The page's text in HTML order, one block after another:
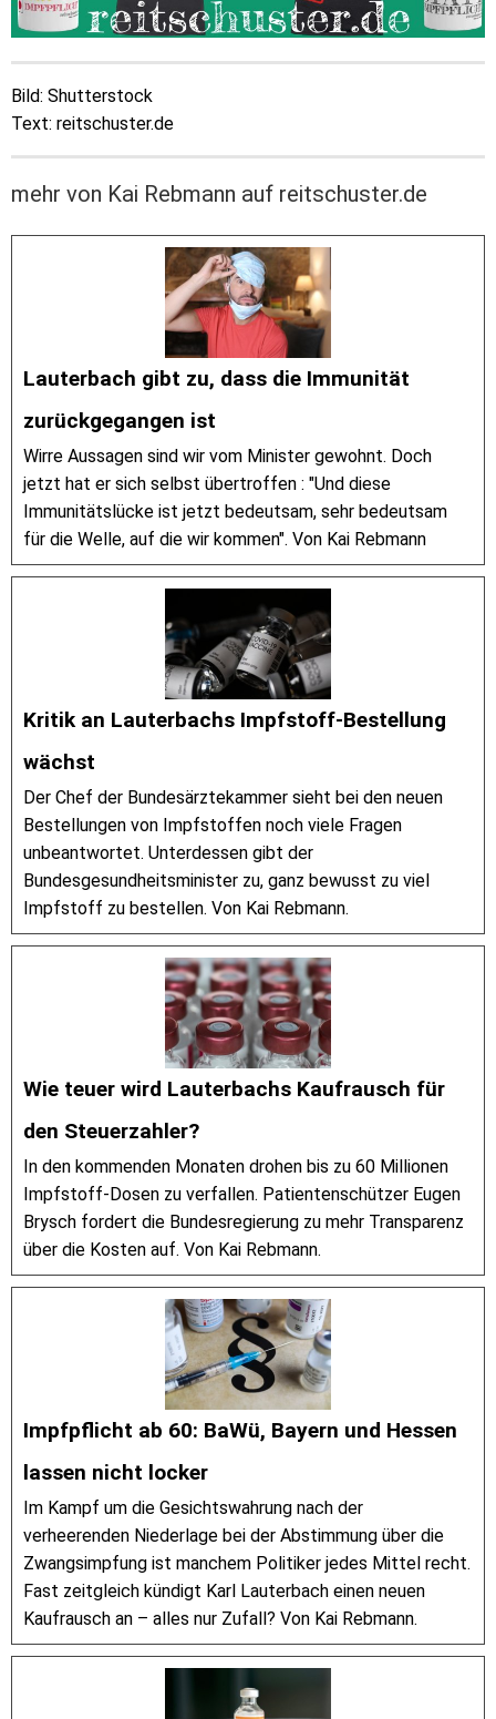
Bild: Shutterstock
Text: reitschuster.de
mehr von Kai Rebmann auf reitschuster.de
Lauterbach gibt zu, dass die Immunität
zurückgegangen ist
Wirre Aussagen sind wir vom Minister gewohnt. Doch
jetzt hat er sich selbst übertroffen : "Und diese
Immunitätslücke ist jetzt bedeutsam, sehr bedeutsam
für die Welle, auf die wir kommen". Von Kai Rebmann
Kritik an Lauterbachs Impfstoff-Bestellung
wächst
Der Chef der Bundesärztekammer sieht bei den neuen
Bestellungen von Impfstoffen noch viele Fragen
unbeantwortet. Unterdessen gibt der
Bundesgesundheitsminister zu, ganz bewusst zu viel
Impfstoff zu bestellen. Von Kai Rebmann.
Wie teuer wird Lauterbachs Kaufrausch für
den Steuerzahler?
In den kommenden Monaten drohen bis zu 60 Millionen
Impfstoff-Dosen zu verfallen. Patientenschützer Eugen
Brysch fordert die Bundesregierung zu mehr Transparenz
über die Kosten auf. Von Kai Rebmann.
Impfpflicht ab 60: BaWü, Bayern und Hessen
lassen nicht locker
Im Kampf um die Gesichtswahrung nach der
verheerenden Niederlage bei der Abstimmung über die
Zwangsimpfung ist manchem Politiker jedes Mittel recht.
Fast zeitgleich kündigt Karl Lauterbach einen neuen
Kaufrausch an – alles nur Zufall? Von Kai Rebmann.